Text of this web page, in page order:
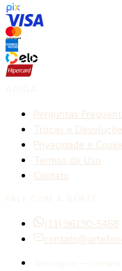
Perguntas
Trocas e
Privacidade e
Termos de Uso
Contato
(11) 96190-5468